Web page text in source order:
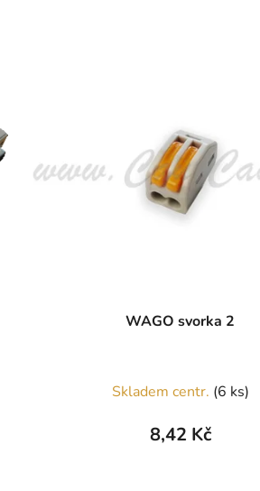
WAGO svorka 2
Skladem centr. (6 ks)
8,42 Kč